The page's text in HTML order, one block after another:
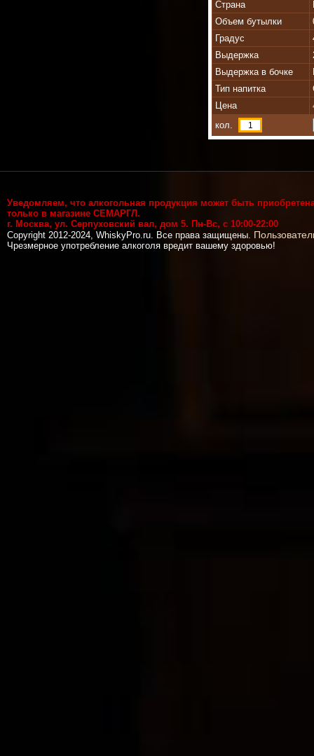
Страна
Объем бутылки
Градус
Выдержка
Выдержка в бочке
Тип напитка
Цена
кол.
Уведомляем, что алкогольная продукция может быть
только в магазине СЕМАРГЛ.
г. Москва, ул. Серпуховский вал, дом 5. Пн-Вс, с 10:00-22:00
Copyright 2012-2024, WhiskyPro.ru. Все права защищены.
Чрезмерное употребление алкоголя вредит вашему здоровью!